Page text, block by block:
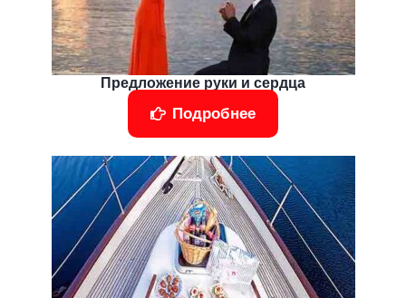
Предложение руки и сердца
Подробнее